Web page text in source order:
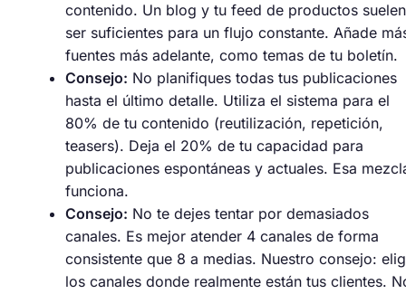
contenido. Un blog y tu feed de productos suelen
ser suficientes para un flujo constante. Añade
fuentes más adelante, como temas de tu boletín.
Consejo: No planifiques todas tus publicaciones
hasta el último detalle. Utiliza el sistema para el
80% de tu contenido (reutilización, repetición,
teasers). Deja el 20% de tu capacidad para
publicaciones espontáneas y actuales. Esa
funciona.
Consejo: No te dejes tentar por demasiados
canales. Es mejor atender 4 canales de forma
consistente que 8 a medias. Nuestro consejo:
los canales donde realmente están tus clientes.